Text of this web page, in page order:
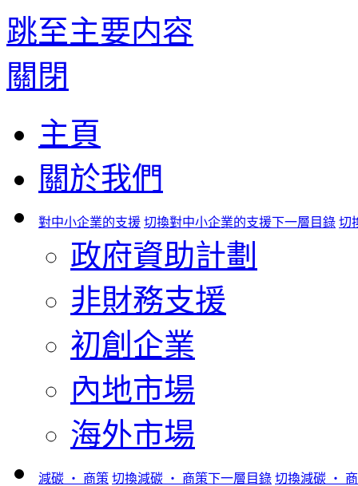
跳至主要内容
關閉
主頁
關於我們
對中小企業的支援 切換對中小企業的支援下一層目錄 切
政府資助計劃
非財務支援
初創企業
內地市場
海外市場
減碳 ‧ 商策 切換減碳 ‧ 商策下一層目錄 切換減碳 ‧